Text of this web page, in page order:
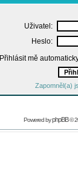
Uživatel:
Heslo:
Přihlásit mě
Zapomněl(a)
Powered byphpBB©